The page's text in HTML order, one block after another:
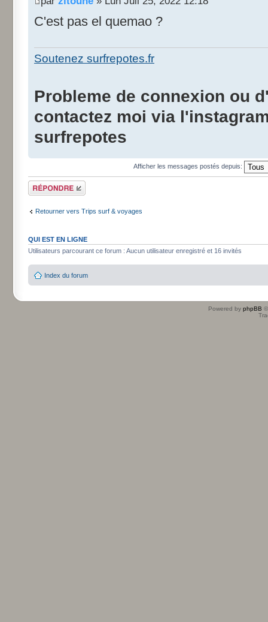
C'est pas el quemao ?
Soutenez surfrepotes.fr
Probleme de connexion ou
contactez moi via
surfrepotes
Afficher les messages postés depuis:
Répondre
Retourner vers Trips surf & voyages
QUI EST EN LIGNE
Utilisateurs parcourant ce forum : Aucun utilisateur enregistré et 16 invités
Index du forum
Powered by phpBB